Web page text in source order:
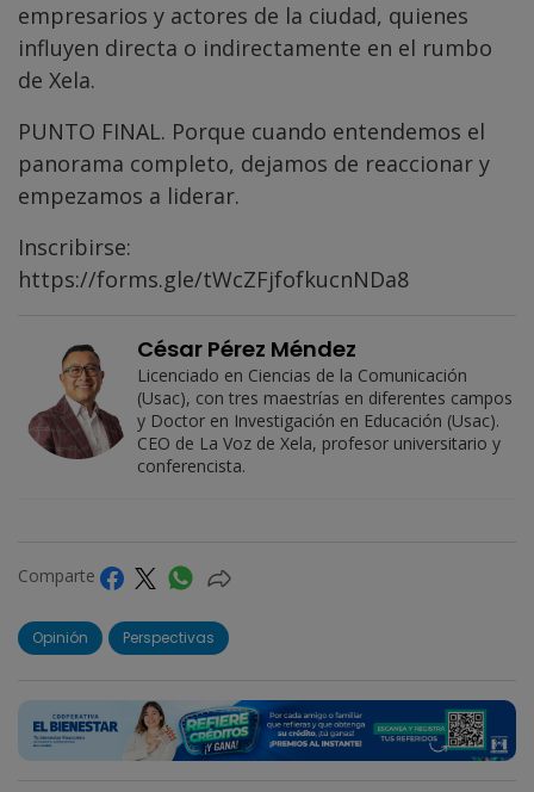
empresarios y actores de la ciudad, quienes
influyen directa o indirectamente en el rumbo
de Xela.
PUNTO FINAL. Porque cuando entendemos el
panorama completo, dejamos de reaccionar y
empezamos a liderar.
Inscribirse:
https://forms.gle/tWcZFjfofkucnNDa8
César Pérez Méndez
Licenciado en Ciencias de la Comunicación
(Usac), con tres maestrías en diferentes campos
y Doctor en Investigación en Educación (Usac).
CEO de La Voz de Xela, profesor universitario y
conferencista.
Comparte
Opinión Perspectivas